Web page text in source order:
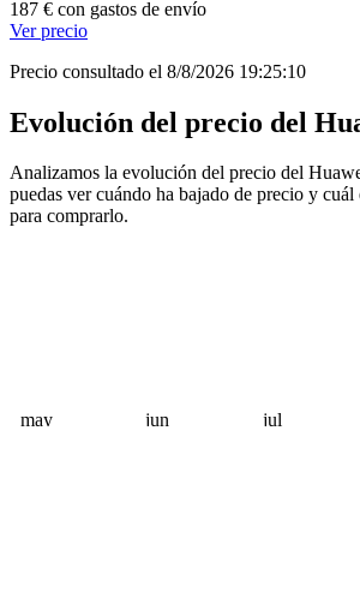
187 € con gastos de envío
Ver precio
Precio consultado el 8/8/2026 19:25:10
Evolución del precio del
Analizamos la evolución del precio del
puedas ver cuándo ha bajado de precio y
para comprarlo.
may jun jul